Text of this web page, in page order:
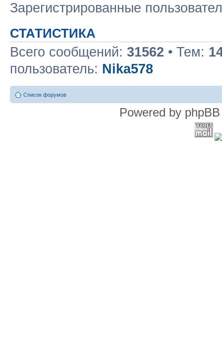
Зарегистрированные
СТАТИСТИКА
Всего сообщений: 31562 • Тем:
пользователь: Nika578
Список форумов
Powered by